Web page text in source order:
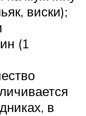
виски);
(1
в